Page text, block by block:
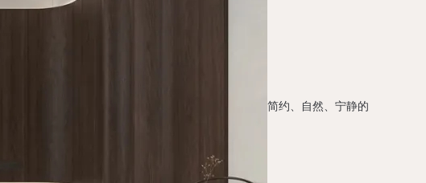
简约、自然、宁静的